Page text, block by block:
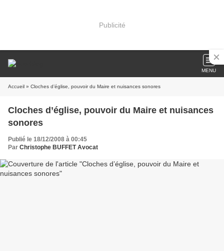
Publicité
MENU
Accueil » Cloches d’église, pouvoir du Maire et nuisances sonores
Cloches d’église, pouvoir du Maire et nuisances
sonores
Publié le 18/12/2008 à 00:45
Par Christophe BUFFET Avocat